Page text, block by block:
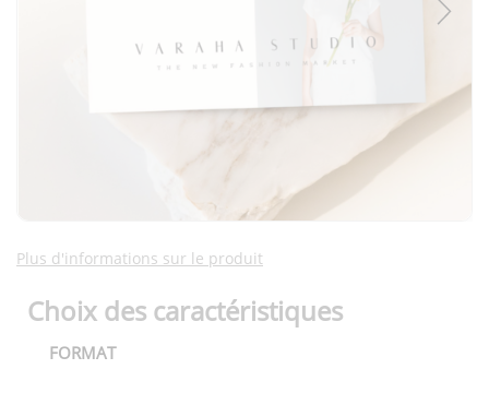
Plus d'informations sur le produit
Choix des caractéristiques
FORMAT